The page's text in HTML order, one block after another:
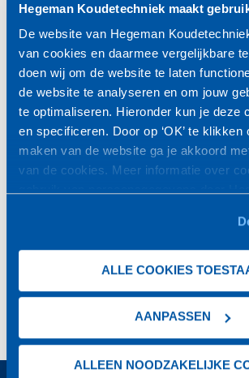
Hegeman Koudetechniek maakt
De website van Hegeman
van cookies en daarmee vergelijkbare
doen wij om de website te laten
de website te analyseren en om jouw
te optimaliseren. Hieronder kun je deze
en specificeren. Door op ‘OK’ te klikken
maken van de website ga je akkoord
van de cookies. Meer informatie over
ALLE COOKIES
AANPASSEN
ALLEEN NOODZAKELIJKE
privacy beschermen en respecteren,
onzeprivacyverklaring
CAPTCHA
OFFERTE AANVRAGEN